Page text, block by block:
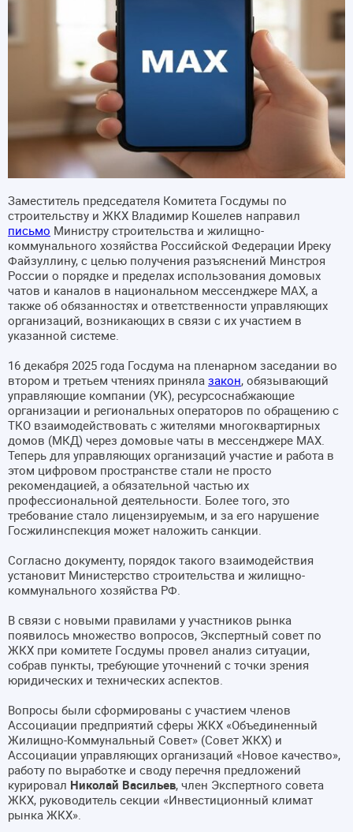
Заместитель председателя Комитета Госдумы по
строительству и ЖКХ Владимир Кошелев направил
письмо Министру строительства и жилищно-
коммунального хозяйства Российской Федерации Иреку
Файзуллину, с целью получения разъяснений Минстроя
России о порядке и пределах использования домовых
чатов и каналов в национальном мессенджере MAX, а
также об обязанностях и ответственности управляющих
организаций, возникающих в связи с их участием в
указанной системе.
16 декабря 2025 года Госдума на пленарном заседании во
втором и третьем чтениях приняла закон, обязывающий
управляющие компании (УК), ресурсоснабжающие
организации и региональных операторов по обращению с
ТКО взаимодействовать с жителями многоквартирных
домов (МКД) через домовые чаты в мессенджере МАХ.
Теперь для управляющих организаций участие и работа в
этом цифровом пространстве стали не просто
рекомендацией, а обязательной частью их
профессиональной деятельности. Более того, это
требование стало лицензируемым, и за его нарушение
Госжилинспекция может наложить санкции.
Согласно документу, порядок такого взаимодействия
установит Министерство строительства и жилищно-
коммунального хозяйства РФ.
В связи с новыми правилами у участников рынка
появилось множество вопросов, Экспертный совет по
ЖКХ при комитете Госдумы провел анализ ситуации,
собрав пункты, требующие уточнений с точки зрения
юридических и технических аспектов.
Вопросы были сформированы с участием членов
Ассоциации предприятий сферы ЖКХ «Объединенный
Жилищно-Коммунальный Совет» (Совет ЖКХ) и
Ассоциации управляющих организаций «Новое качество»,
работу по выработке и своду перечня предложений
курировал Николай Васильев, член Экспертного совета
ЖКХ, руководитель секции «Инвестиционный климат
рынка ЖКХ».